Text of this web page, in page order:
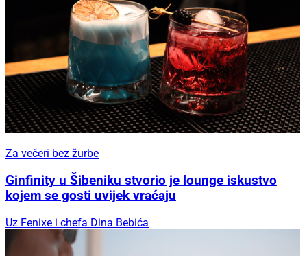
Za večeri bez žurbe
Ginfinity u Šibeniku stvorio je lounge iskustvo
kojem se gosti uvijek vraćaju
Uz Fenixe i chefa Dina Bebića